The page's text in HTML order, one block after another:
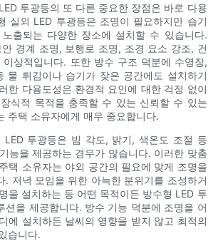
투광등의 또 다른 중요한 장점은 바로 다용
실외 LED 투광등은 조명이 필요하지만 습기
출되는 다양한 장소에 설치할 수 있습니다.
경계 조명, 보행로 조명, 조경 요소 강조, 건
상적입니다. 또한 방수 구조 덕분에 수영장,
물 튀김이나 습기가 잦은 공간에도 설치하기
한 다용도성은 환경적 요인에 대한 걱정 없이
식적 목적을 충족할 수 있는 신뢰할 수 있는
주택 소유자에게 매우 중요합니다.
LED 투광등은 빔 각도, 밝기, 색온도 조절 등
능을 제공하는 경우가 많습니다. 이러한 맞춤
택 소유자는 야외 공간의 필요에 맞게 조명을
. 저녁 모임을 위한 아늑한 분위기를 조성하거
을 설치하는 등 어떤 목적이든 방수형 LED 투
션을 제공합니다. 방수 기능 덕분에 조명을 어
에 설치하든 날씨의 영향을 받지 않고 최적의
습니다.